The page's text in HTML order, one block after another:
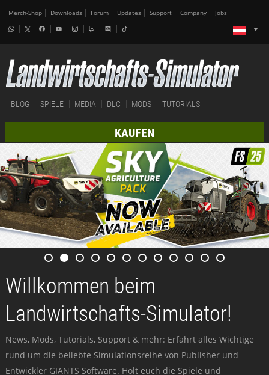
Merch-Shop Downloads Forum Updates Support Company Jobs
BLOG SPIELE MEDIA DLC MODS TUTORIALS
KAUFEN
Willkommen beim
Landwirtschafts-Simulator!
News, Mods, Tutorials, Support & mehr: Erfahrt alles Wichtige
rund um die beliebte Simulationsreihe von Publisher und
Entwickler GIANTS Software. Holt euch die Spiele und